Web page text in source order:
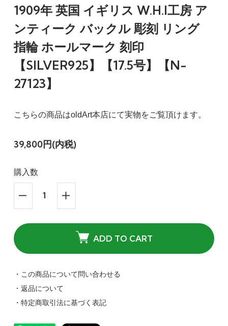
1909年 英国 イギリス W.H.I工房 ア
ンティーク バックル 彫刻 リング
指輪 ホールマーク 刻印
【SILVER925】【17.5号】【N-
27123】
こちらの商品はoldArt本店にて実物をご覧頂けます。
39,800円(内税)
購入数
ADD TO CART
・この商品について問い合わせる
・返品について
・特定商取引法に基づく表記